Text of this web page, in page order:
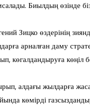
Биылдың өзінде
Зицко өздерінің
арналған даму
көгалдандыруға көңіл
алдағы жылдарға
көмірді